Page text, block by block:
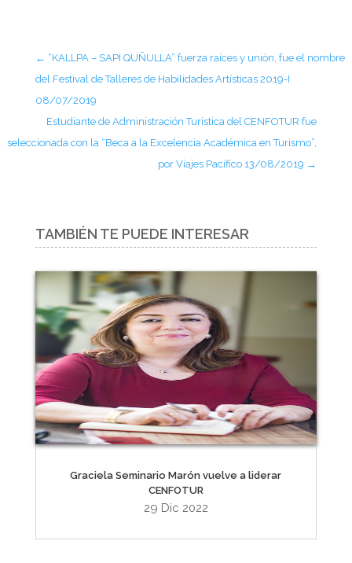
← “KALLPA – SAPI QUÑULLA” fuerza raíces y unión, fue el nombre
del Festival de Talleres de Habilidades Artísticas 2019-I
08/07/2019
Estudiante de Administración Turística del CENFOTUR fue
seleccionada con la “Beca a la Excelencia Académica en Turismo”,
por Viajes Pacífico 13/08/2019 →
TAMBIÉN TE PUEDE INTERESAR
Graciela Seminario Marón vuelve a liderar
CENFOTUR
29 Dic 2022